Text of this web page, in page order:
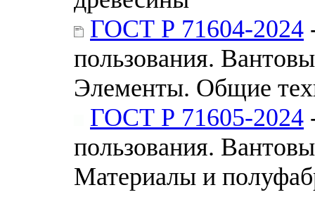
ГОСТ Р 71604-2024
пользования.
Элементы. Общие
ГОСТ Р 71605-2024
пользования.
Материалы и